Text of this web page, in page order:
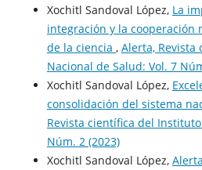
Xochitl Sandoval López, La
integración y la cooperación
de la ciencia , Alerta,
Nacional de Salud: Vol. 7
Xochitl Sandoval López,
consolidación del sistema
Revista científica del
Núm. 2 (2023)
Xochitl Sandoval López,